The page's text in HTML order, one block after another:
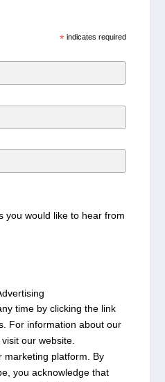
*indicates required
you would like to hear from
time by clicking the link
For information about our
our website.
marketing platform. By
you acknowledge that